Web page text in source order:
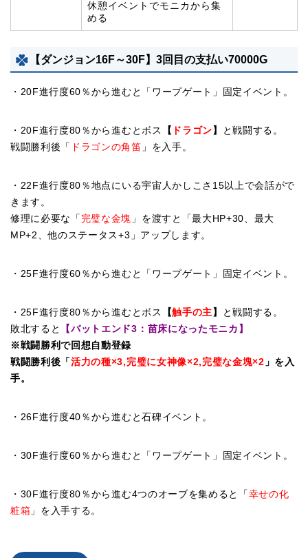
休憩イベントでモニカから集
める
【ダンジョン16F～30F】3回目の支払い70000G
・20F進行度60％から進むと「ワープゲート」固定イベント。
・20F進行度80％から進むとボス 【 ドラゴン 】
と戦闘する。
戦闘勝利後「 ドラゴンの角笛 」を入手。
・22F進行度80％地点にいる宇宙人かしこさ15以上で会話がで
きます。
修理に必要な「 完璧な金塊 」を渡すと「最大HP+30、最大
MP+2、他のステータス+3」アップします。
・25F進行度60％から進むと「ワープゲート」固定イベント。
・25F進行度80％から進むとボス 【触手の主 】
と戦闘する。
敗北すると
【バットエンド3：苗床になったモニカ 】
※戦闘勝利で回想自動登録
戦闘勝利後「活力の種×3,完璧に女神像×2,完璧な金塊×2 」を入
手。
・26F進行度40％から進むと石碑イベント。
・30F進行度60％から進むと「ワープゲート」固定イベント。
・30F進行度80％から進む4つのオーブを集めると「 幸せの化
粧箱 」を入手する。